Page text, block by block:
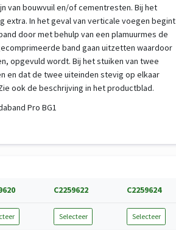
van bouwvuil en/of cementresten. Bij het
extra. In het geval van verticale voegen begint
door met behulp van een plamuurmes de
band gaan uitzetten waardoor
opgevuld wordt. Bij het stuiken van twee
en dat de twee uiteinden stevig op elkaar
ook de beschrijving in het productblad.
Pro BG1
C2259622 C2259624
Selecteer Selecteer